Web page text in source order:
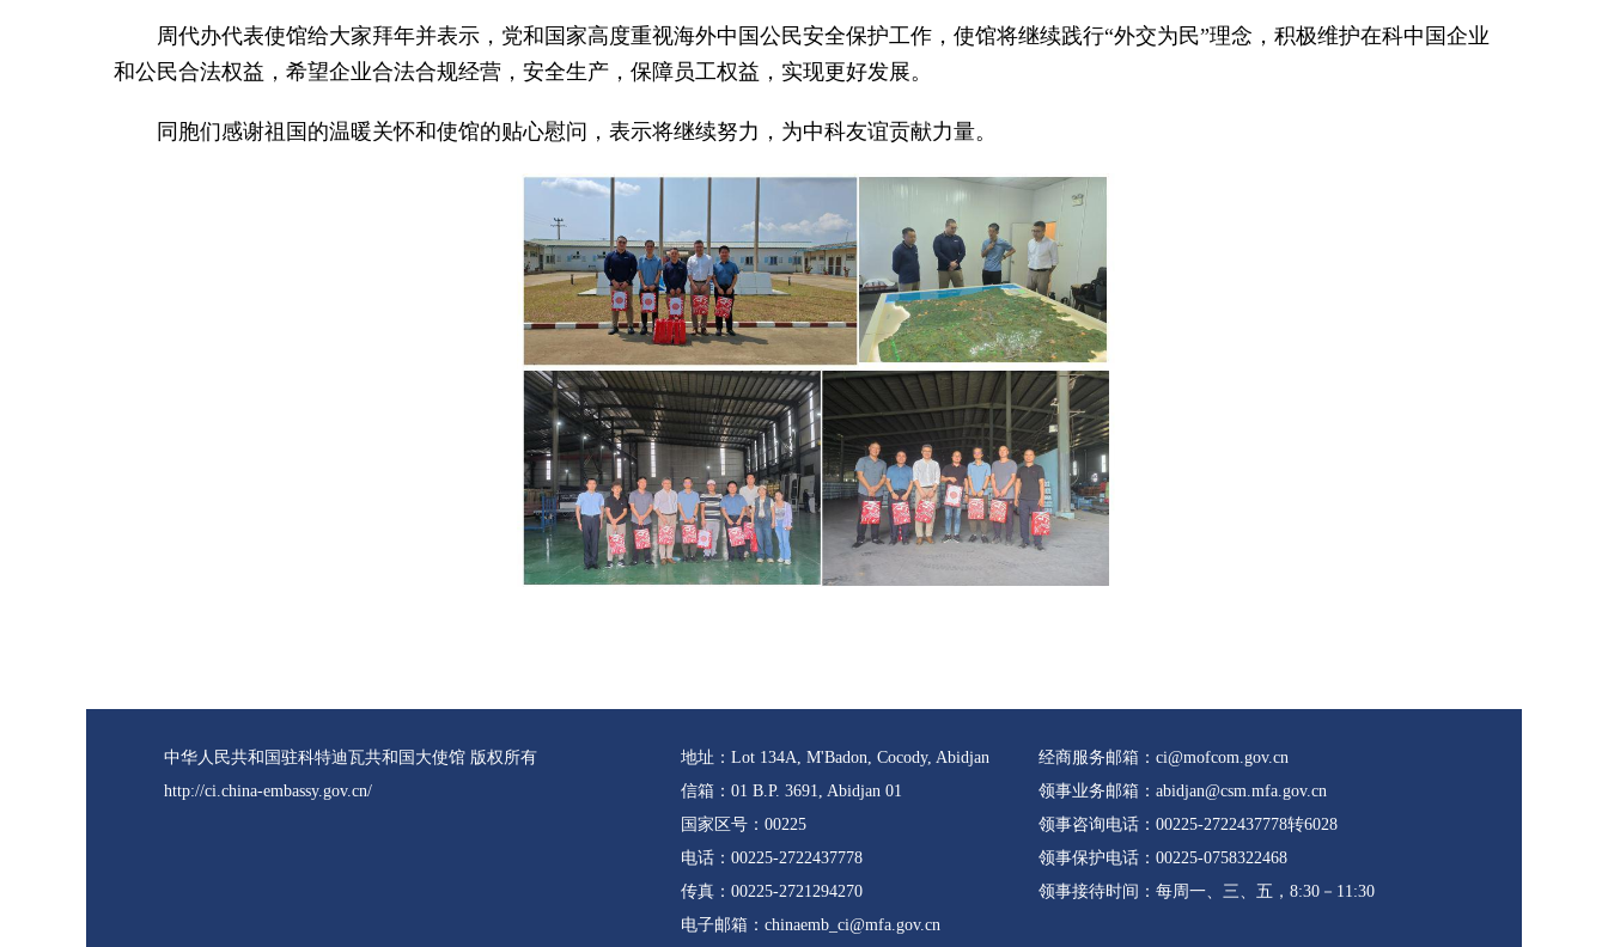
周代办代表使馆给大家拜年并表示，党和国家高度重视海外中国公民安全保护工作，使馆将继续践行“外交为民”理念，积极维护在科中国企业
和公民合法权益，希望企业合法合规经营，安全生产，保障员工权益，实现更好发展。
同胞们感谢祖国的温暖关怀和使馆的贴心慰问，表示将继续努力，为中科友谊贡献力量。
中华人民共和国驻科特迪瓦共和国大使馆 版权所有
http://ci.china-embassy.gov.cn/
地址：Lot 134A, M'Badon, Cocody, Abidjan
信箱：01 B.P. 3691, Abidjan 01
国家区号：00225
电话：00225-2722437778
传真：00225-2721294270
电子邮箱：chinaemb_ci@mfa.gov.cn
经商服务邮箱：ci@mofcom.gov.cn
领事业务邮箱：abidjan@csm.mfa.gov.cn
领事咨询电话：00225-2722437778转6028
领事保护电话：00225-0758322468
领事接待时间：每周一、三、五，8:30－11:30